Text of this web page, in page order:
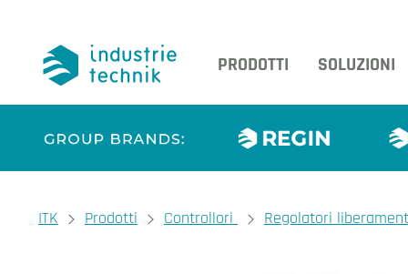
PRODOTTI SOLUZIONI
You are here:
ITK Prodotti Controllori Regolatori